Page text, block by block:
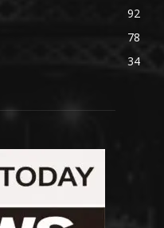
92
78
34